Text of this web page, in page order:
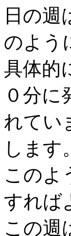
日の週
のよう
具体的
０分に
れてい
します。
このよ
すれば
この週